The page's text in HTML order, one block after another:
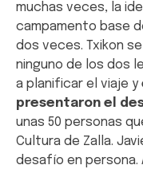
muchas veces, la
campamento base
dos veces. Txikon
ninguno de los dos
a planificar el viaje y
presentaron el
unas 50 personas
Cultura de Zalla.
desafío en persona.